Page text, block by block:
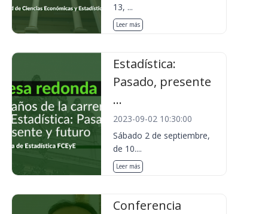
13, ...
Leer más
Estadística:
Pasado, presente
...
2023-09-02 10:30:00
Sábado 2 de septiembre,
de 10....
Leer más
Conferencia